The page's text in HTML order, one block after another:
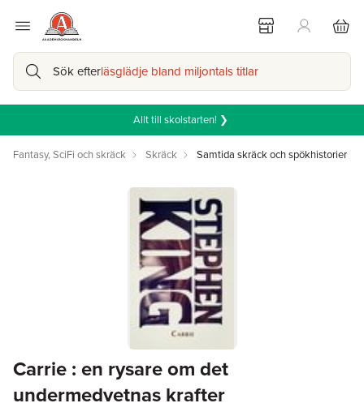
Sök efterläsglädje bland miljontals titlar
Allt till skolstarten! ❯
Fantasy, SciFi och skräck Skräck Samtida skräck och spökhistorier
Carrie : en rysare om det
undermedvetnas krafter